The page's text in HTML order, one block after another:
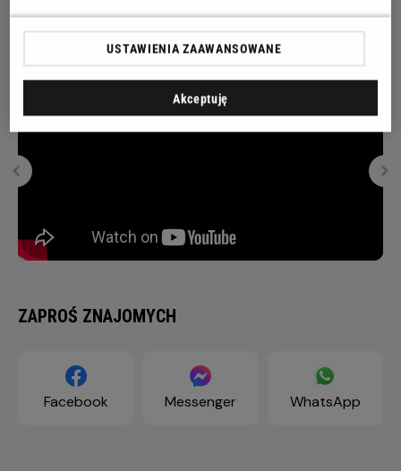
красномовство зробив його одним із найповажніших членів
двору.
ZAPROŚ ZNAJOMYCH
Facebook Messenger WhatsApp
USTAWIENIA ZAAWANSOWANE
Akceptuję